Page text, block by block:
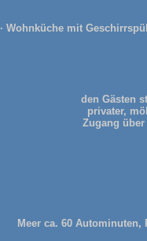
· Wohnküche mit
den Gästen
privater,
Zugang
Meer ca. 60